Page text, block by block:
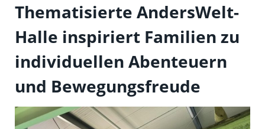
Thematisierte AndersWelt-
Halle inspiriert Familien zu
individuellen Abenteuern
und Bewegungsfreude